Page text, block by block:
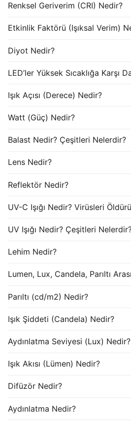
Renksel Geriverim (CRI) Nedir?
Etkinlik Faktörü (Işıksal Verim)
Diyot Nedir?
LED’ler Yüksek Sıcaklığa Karşı
Işık Açısı (Derece) Nedir?
Watt (Güç) Nedir?
Balast Nedir? Çeşitleri Nelerdir?
Lens Nedir?
Reflektör Nedir?
UV-C Işığı Nedir? Virüsleri
UV Işığı Nedir? Çeşitleri
Lehim Nedir?
Lumen, Lux, Candela, Parıltı
Parıltı (cd/m2) Nedir?
Işık Şiddeti (Candela) Nedir?
Aydınlatma Seviyesi (Lux) Nedir?
Işık Akısı (Lümen) Nedir?
Difüzör Nedir?
Aydınlatma Nedir?